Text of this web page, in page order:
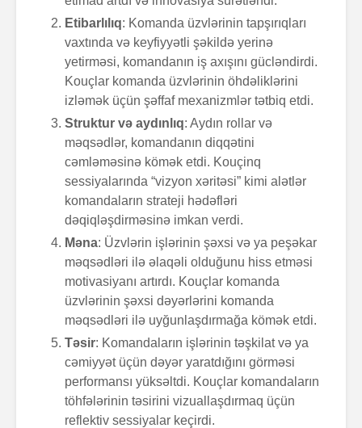
Etibarlılıq: Komanda üzvlərinin tapşırıqları
vaxtında və keyfiyyətli şəkildə yerinə
yetirməsi, komandanın iş axışını gücləndirdi.
Kouçlar komanda üzvlərinin öhdəliklərini
izləmək üçün şəffaf mexanizmlər tətbiq etdi.
Struktur və aydınlıq: Aydın rollar və
məqsədlər, komandanın diqqətini
cəmləməsinə kömək etdi. Kouçinq
sessiyalarında “vizyon xəritəsi” kimi alətlər
komandaların strateji hədəfləri
dəqiqləşdirməsinə imkan verdi.
Məna: Üzvlərin işlərinin şəxsi və ya peşəkar
məqsədləri ilə əlaqəli olduğunu hiss etməsi
motivasiyanı artırdı. Kouçlar komanda
üzvlərinin şəxsi dəyərlərini komanda
məqsədləri ilə uyğunlaşdırmağa kömək etdi.
Təsir: Komandaların işlərinin təşkilat və ya
cəmiyyət üçün dəyər yaratdığını görməsi
performansı yüksəltdi. Kouçlar komandaların
töhfələrinin təsirini vizuallaşdırmaq üçün
reflektiv sessiyalar keçirdi.